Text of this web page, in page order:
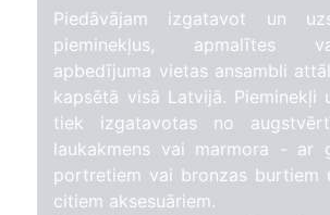
Piedāvājam izgatavot un
pieminekļus, apmalītes
apbedījuma vietas ansambli
kapsētā visā Latvijā. Pieminekļi
tiek izgatavotas no
laukakmens vai marmora - ar
portretiem vai bronzas burtiem
citiem aksesuāriem.